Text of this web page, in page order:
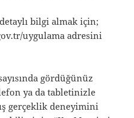
bilgi almak için;
uygulama adresini
gördüğünüz
ya da tabletinizle
gerçeklik deneyimini